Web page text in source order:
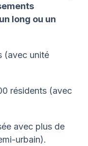
long ou un
(avec unité
résidents (avec
avec plus de
urbain).